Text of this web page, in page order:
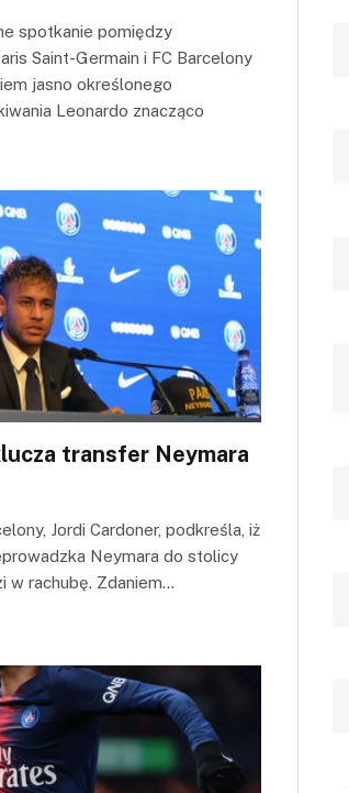
spotkanie pomiędzy
Saint-Germain i FC Barcelony
jasno określonego
Leonardo znacząco
transfer Neymara
Jordi Cardoner, podkreśla, iż
Neymara do stolicy
w rachubę. Zdaniem…